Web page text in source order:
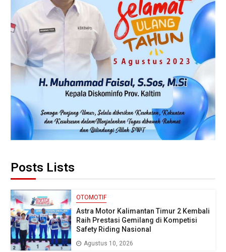
Posts Lists
OTOMOTIF
Astra Motor Kalimantan Timur 2 Kembali
Raih Prestasi Gemilang di Kompetisi
Safety Riding Nasional
Agustus 10, 2026